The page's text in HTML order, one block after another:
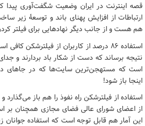
قصه اینترنت در ایران وضعیت شگفت‌آوری
ارتباطات از افزایش پهنای باند و توسعۀ
هم هست و از جانب دیگر نهادهایی برای فیلتر
استفاده ۸۶ درصد از کاربران از فیلترشکن
نتیجه برساند که دست از شکار باد بردارند و
است که مستهجن‌ترین سایت‌ها که در جاهای
اینجا باز شود!
استفاده از فیلترشکن راه نفوذ را هم باز می‌گذارد
از اعضای شورای عالی فضای مجازی همچنان بر